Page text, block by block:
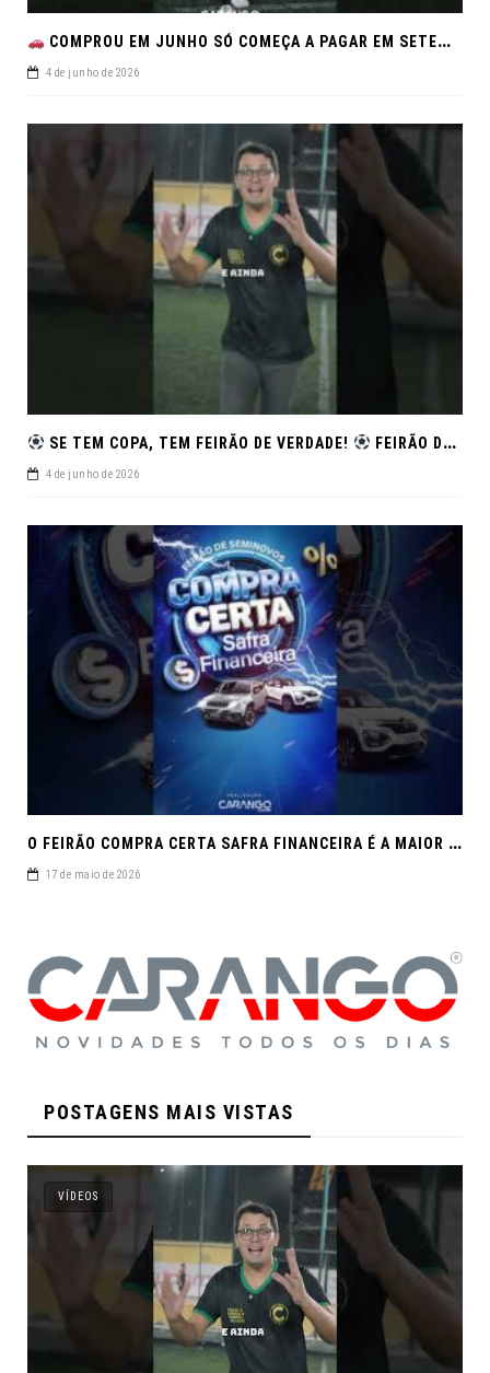
COMPROU EM JUNHO SÓ COMEÇA A PAGAR EM SETEMBRO!NO FEIRÃO DE VERDADE EM ARACJU
4 de junho de 2026
SE TEM COPA, TEM FEIRÃO DE VERDADE! FEIRÃO DE SEMINOVOS EM ALTA – ARACAJU
4 de junho de 2026
O
FEIRÃO COMPRA CERTA SAFRA FINANCEIRA É A MAIOR REUNIÃO DE SEMINOVOS DE MACEIÓ EM 2026.
17 de maio de 2026
POSTAGENS MAIS VISTAS
VÍDEOS